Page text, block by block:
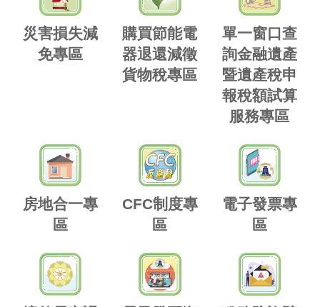
災害損失減
免專區
購買節能電
器退還減徵
貨物稅專區
單一窗口查
詢金融遺產
暨遺產稅申
報稅額試算
服務專區
房地合一專
區
CFC制度專
區
電子發票專
區